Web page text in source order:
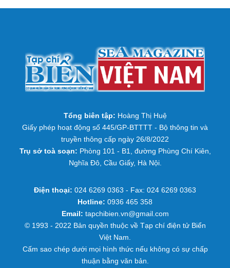
Tổng biên tập: Hoàng Thị Huệ
Giấy phép hoạt động số 445/GP-BTTTT - Bộ thông tin và
truyền thông cấp ngày 26/8/2022
Trụ sở toà soạn: Phòng 101 - B1, đường Phùng Chí Kiên,
Nghĩa Đô, Cầu Giấy, Hà Nội.
Điện thoại: 024 6269 0363 - Fax: 024 6269 0363
Hotline: 0936 465 358
Email: tapchibien.vn@gmail.com
© 1993 - 2022 Bản quyền thuộc về Tạp chí điện tử Biển
Việt Nam.
Cấm sao chép dưới mọi hình thức nếu không có sự chấp
thuận bằng văn bản.